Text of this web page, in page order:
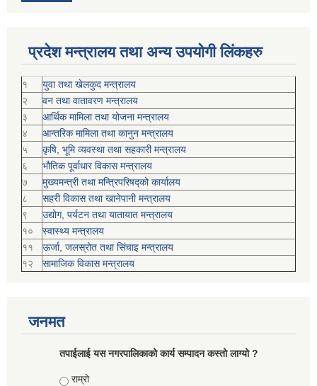
प्रदेश मन्त्रालय तथा अन्य उपयोगी लिंकहरु
१
युवा तथा खेलकुद मन्त्रालय
२
वन तथा वातावरण मन्त्रालय
३
आर्थिक मामिला तथा योजना मन्त्रालय
४
आन्तरिक मामिला तथा कानुन मन्त्रालय
५
कृषि, भूमि व्यवस्था तथा सहकारी मन्त्रालय
६
भौतिक पूर्वाधार विकास मन्त्रालय
७
मुख्यमन्त्री तथा मन्त्रिपरिषद्को कार्यालय
८
सहरी विकास तथा खानेपानी मन्त्रालय
९
उद्योग, पर्यटन तथा यातायात मन्त्रालय
१०
स्वास्थ्य मन्त्रालय
११
ऊर्जा, जलस्रोत तथा सिंचाइ मन्त्रालय
१२
सामाजिक विकास मन्‍‍त्रालय
जनमत
तपाईलाई यस नगरपालिकाको कार्य सम्पादन कस्तो लाग्यो ?
Choices
राम्रो